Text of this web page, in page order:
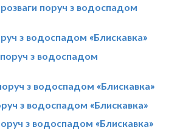
розваги поруч з водоспадом
з водоспадом «Блискавка»
з водоспадом
з водоспадом «Блискавка»
з водоспадом «Блискавка»
з водоспадом «Блискавка»